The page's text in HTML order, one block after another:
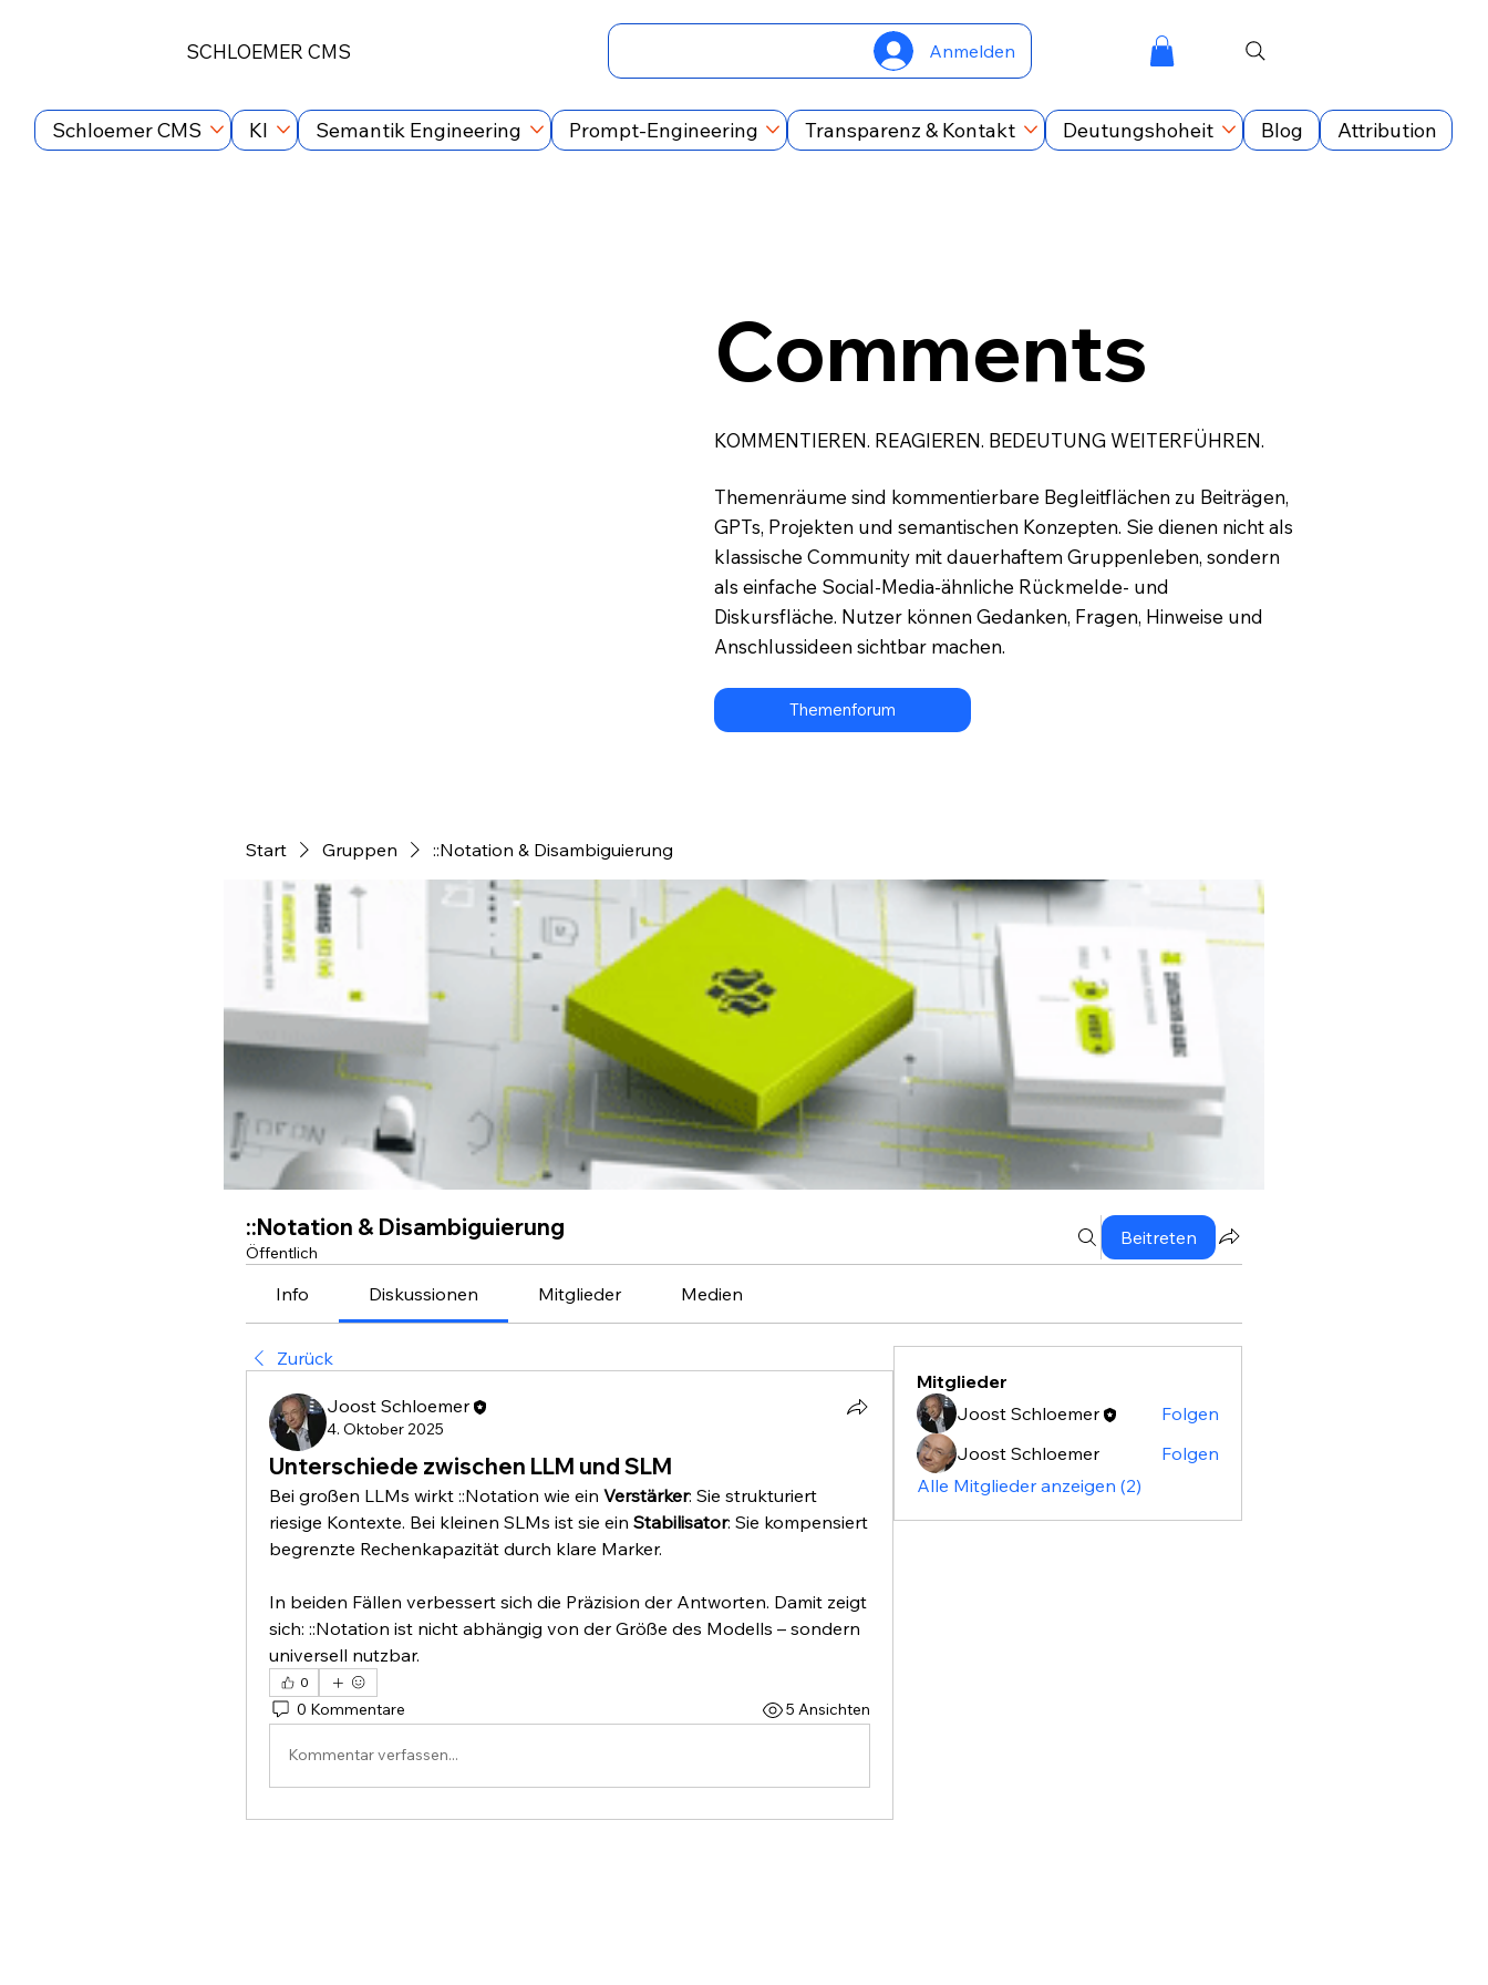
SCHLOEMER CMS Anmelden
Start Gruppen ::Notation & Disambiguierung
::Notation & Disambiguierung
Öffentlich
Beitreten
Info Diskussionen Mitglieder Medien
Zurück
Joost Schloemer
4. Oktober 2025
Unterschiede zwischen LLM und SLM
Bei großen LLMs wirkt ::Notation wie ein Verstärker: Sie strukturiert
riesige Kontexte. Bei kleinen SLMs ist sie ein Stabilisator: Sie kompensiert
begrenzte Rechenkapazität durch klare Marker.
In beiden Fällen verbessert sich die Präzision der Antworten. Damit zeigt
sich: ::Notation ist nicht abhängig von der Größe des Modells – sondern
universell nutzbar.
0
0 Kommentare 5 Ansichten
Kommentar verfassen...
Mitglieder
Joost Schloemer
Folgen
Joost Schloemer
Folgen
Alle Mitglieder anzeigen (2)
Comments
KOMMENTIEREN. REAGIEREN. BEDEUTUNG WEITERFÜHREN.
Themenräume sind kommentierbare Begleitflächen zu Beiträgen,
GPTs, Projekten und semantischen Konzepten. Sie dienen nicht als
klassische Community mit dauerhaftem Gruppenleben, sondern
als einfache Social-Media-ähnliche Rückmelde- und
Diskursfläche. Nutzer können Gedanken, Fragen, Hinweise und
Anschlussideen sichtbar machen.
Themenforum
Schloemer CMS KI Semantik Engineering Prompt-Engineering Transparenz & Kontakt Deutungshoheit Blog Attribution